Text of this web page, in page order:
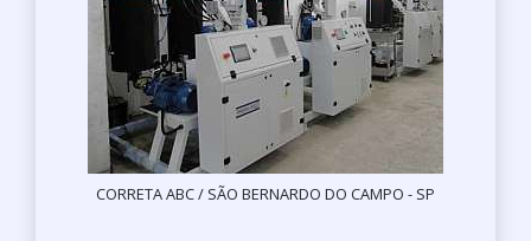
CORRETA ABC / SÃO BERNARDO DO CAMPO - SP